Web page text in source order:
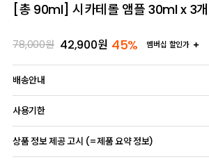
[총 90ml] 시카테롤 앰플 30ml x 3개
78,000원 42,900원 45% 멤버십 할인가
배송안내
사용기한
상품 정보 제공 고시 (=제품 요약 정보)